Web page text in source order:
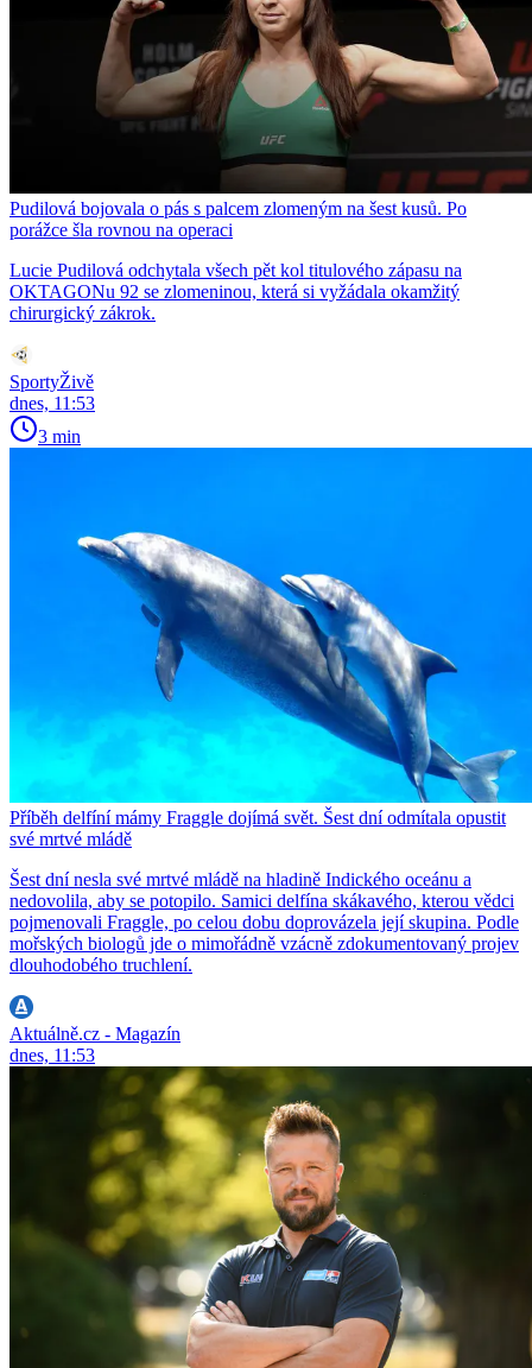
Pudilová bojovala o pás s palcem zlomeným na šest kusů. Po
porážce šla rovnou na operaci
Lucie Pudilová odchytala všech pět kol titulového zápasu na
OKTAGONu 92 se zlomeninou, která si vyžádala okamžitý
chirurgický zákrok.
SportyŽivě
dnes, 11:53
3 min
Příběh delfíní mámy Fraggle dojímá svět. Šest dní odmítala opustit
své mrtvé mládě
Šest dní nesla své mrtvé mládě na hladině Indického oceánu a
nedovolila, aby se potopilo. Samici delfína skákavého, kterou vědci
pojmenovali Fraggle, po celou dobu doprovázela její skupina. Podle
mořských biologů jde o mimořádně vzácně zdokumentovaný projev
dlouhodobého truchlení.
Aktuálně.cz - Magazín
dnes, 11:53